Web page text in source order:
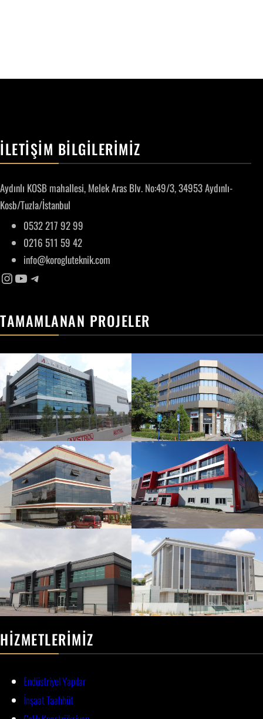
İLETİŞİM BİLGİLERİMİZ
Aydınlı KOSB mahallesi, Melek Aras Blv. No:49/3, 34953 Aydınlı-
Kosb/Tuzla/İstanbul
0532 217 92 99
0216 511 59 42
info@korogluteknik.com
TAMAMLANAN PROJELER
HIZMETLERIMIZ
Endüstriyel Yapılar
İnşaat Taahhüt